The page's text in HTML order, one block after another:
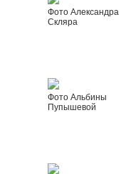
Фото Александра
Скляра
Фото Альбины
Пупышевой